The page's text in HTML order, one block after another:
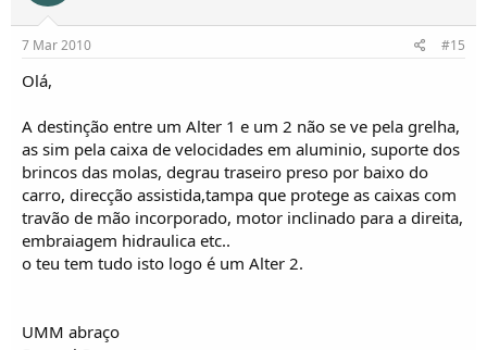
7 Mar 2010 #15
Olá,
A destinção entre um Alter 1 e um 2 não se ve pela grelha,
as sim pela caixa de velocidades em aluminio, suporte dos
brincos das molas, degrau traseiro preso por baixo do
carro, direcção assistida,tampa que protege as caixas com
travão de mão incorporado, motor inclinado para a direita,
embraiagem hidraulica etc..
o teu tem tudo isto logo é um Alter 2.
UMM abraço